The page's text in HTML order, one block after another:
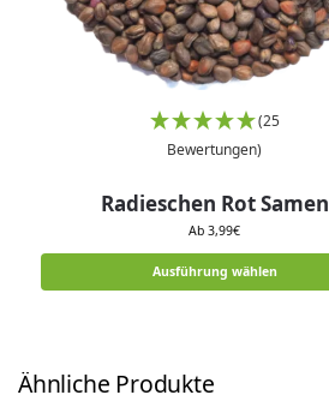
(25
Bewertungen)
Radieschen Rot Samen
Ab3,99€
Ausführung wählen
Ähnliche Produkte